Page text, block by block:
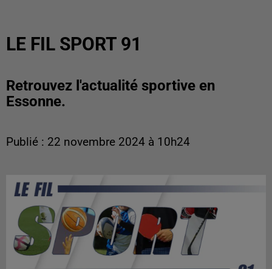
LE FIL SPORT 91
Retrouvez l'actualité sportive en
Essonne.
Publié : 22 novembre 2024 à 10h24